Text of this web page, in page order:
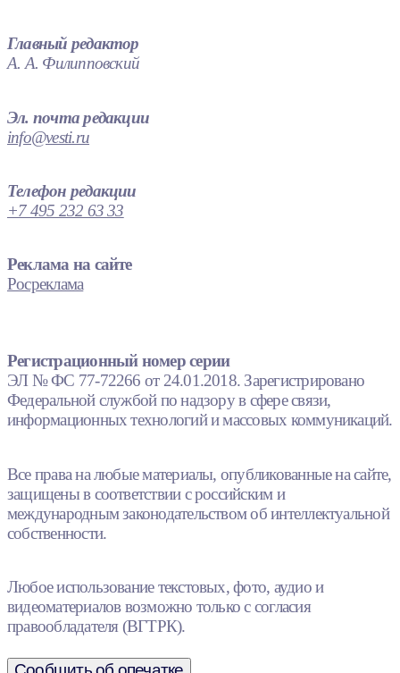
Главный редактор
А. А. Филипповский
Эл. почта редакции
info@vesti.ru
Телефон редакции
+7 495 232 63 33
Реклама на сайте
Росреклама
Регистрационный номер серии
ЭЛ № ФС 77-72266 от 24.01.2018. Зарегистрировано
Федеральной службой по надзору в сфере связи,
информационных технологий и массовых коммуникаций.
Все права на любые материалы, опубликованные на сайте,
защищены в соответствии с российским и
международным законодательством об интеллектуальной
собственности.
Любое использование текстовых, фото, аудио и
видеоматериалов возможно только с согласия
правообладателя (ВГТРК).